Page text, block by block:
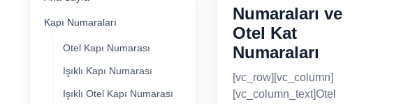
Kapı Numaraları
Otel Kapı Numarası
Işıklı Kapı Numarası
Işıklı Otel Kapı Numarası
Numaraları ve
Otel Kat
Numaraları
[vc_row][vc_column]
[vc_column_text]Otel